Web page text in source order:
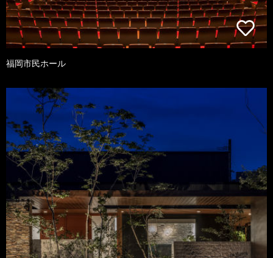
福岡市民ホール